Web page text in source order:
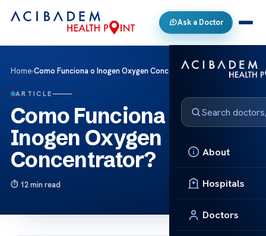
Ask a Doctor
About
Hospitals
Doctors
Home›Como Funciona o Inogen Oxygen Concentrator?
ARTICLE
Como Funciona o
Inogen Oxygen
Concentrator?
12 min read